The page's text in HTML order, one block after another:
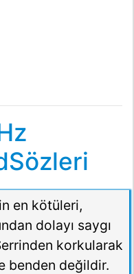
en kötüleri,
dolayı saygı
korkularak
benden değildir.